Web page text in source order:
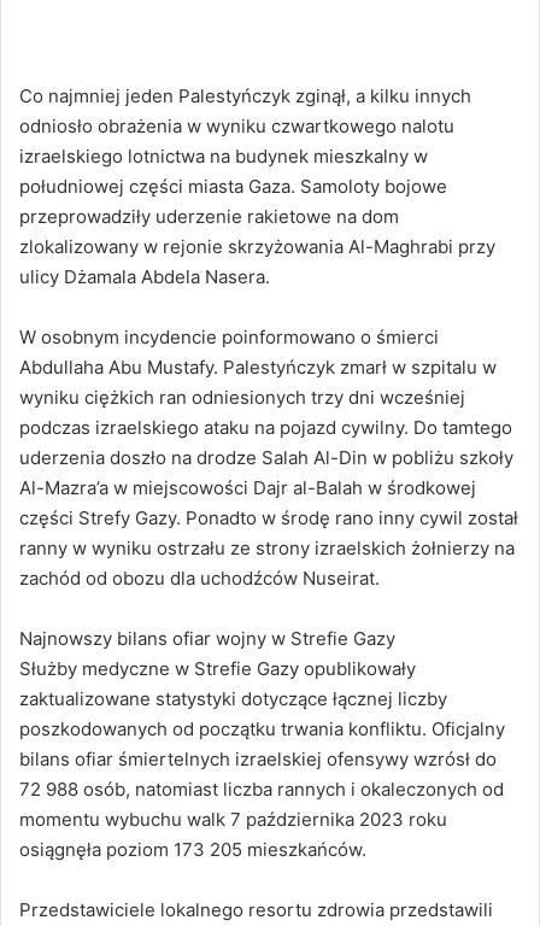
Co najmniej jeden Palestyńczyk zginął, a kilku innych
odniosło obrażenia w wyniku czwartkowego nalotu
izraelskiego lotnictwa na budynek mieszkalny w
południowej części miasta Gaza. Samoloty bojowe
przeprowadziły uderzenie rakietowe na dom
zlokalizowany w rejonie skrzyżowania Al-Maghrabi przy
ulicy Dżamala Abdela Nasera.
W osobnym incydencie poinformowano o śmierci
Abdullaha Abu Mustafy. Palestyńczyk zmarł w szpitalu w
wyniku ciężkich ran odniesionych trzy dni wcześniej
podczas izraelskiego ataku na pojazd cywilny. Do tamtego
uderzenia doszło na drodze Salah Al-Din w pobliżu szkoły
Al-Mazra’a w miejscowości Dajr al-Balah w środkowej
części Strefy Gazy. Ponadto w środę rano inny cywil został
ranny w wyniku ostrzału ze strony izraelskich żołnierzy na
zachód od obozu dla uchodźców Nuseirat.
Najnowszy bilans ofiar wojny w Strefie Gazy
Służby medyczne w Strefie Gazy opublikowały
zaktualizowane statystyki dotyczące łącznej liczby
poszkodowanych od początku trwania konfliktu. Oficjalny
bilans ofiar śmiertelnych izraelskiej ofensywy wzrósł do
72 988 osób, natomiast liczba rannych i okaleczonych od
momentu wybuchu walk 7 października 2023 roku
osiągnęła poziom 173 205 mieszkańców.
Przedstawiciele lokalnego resortu zdrowia przedstawili